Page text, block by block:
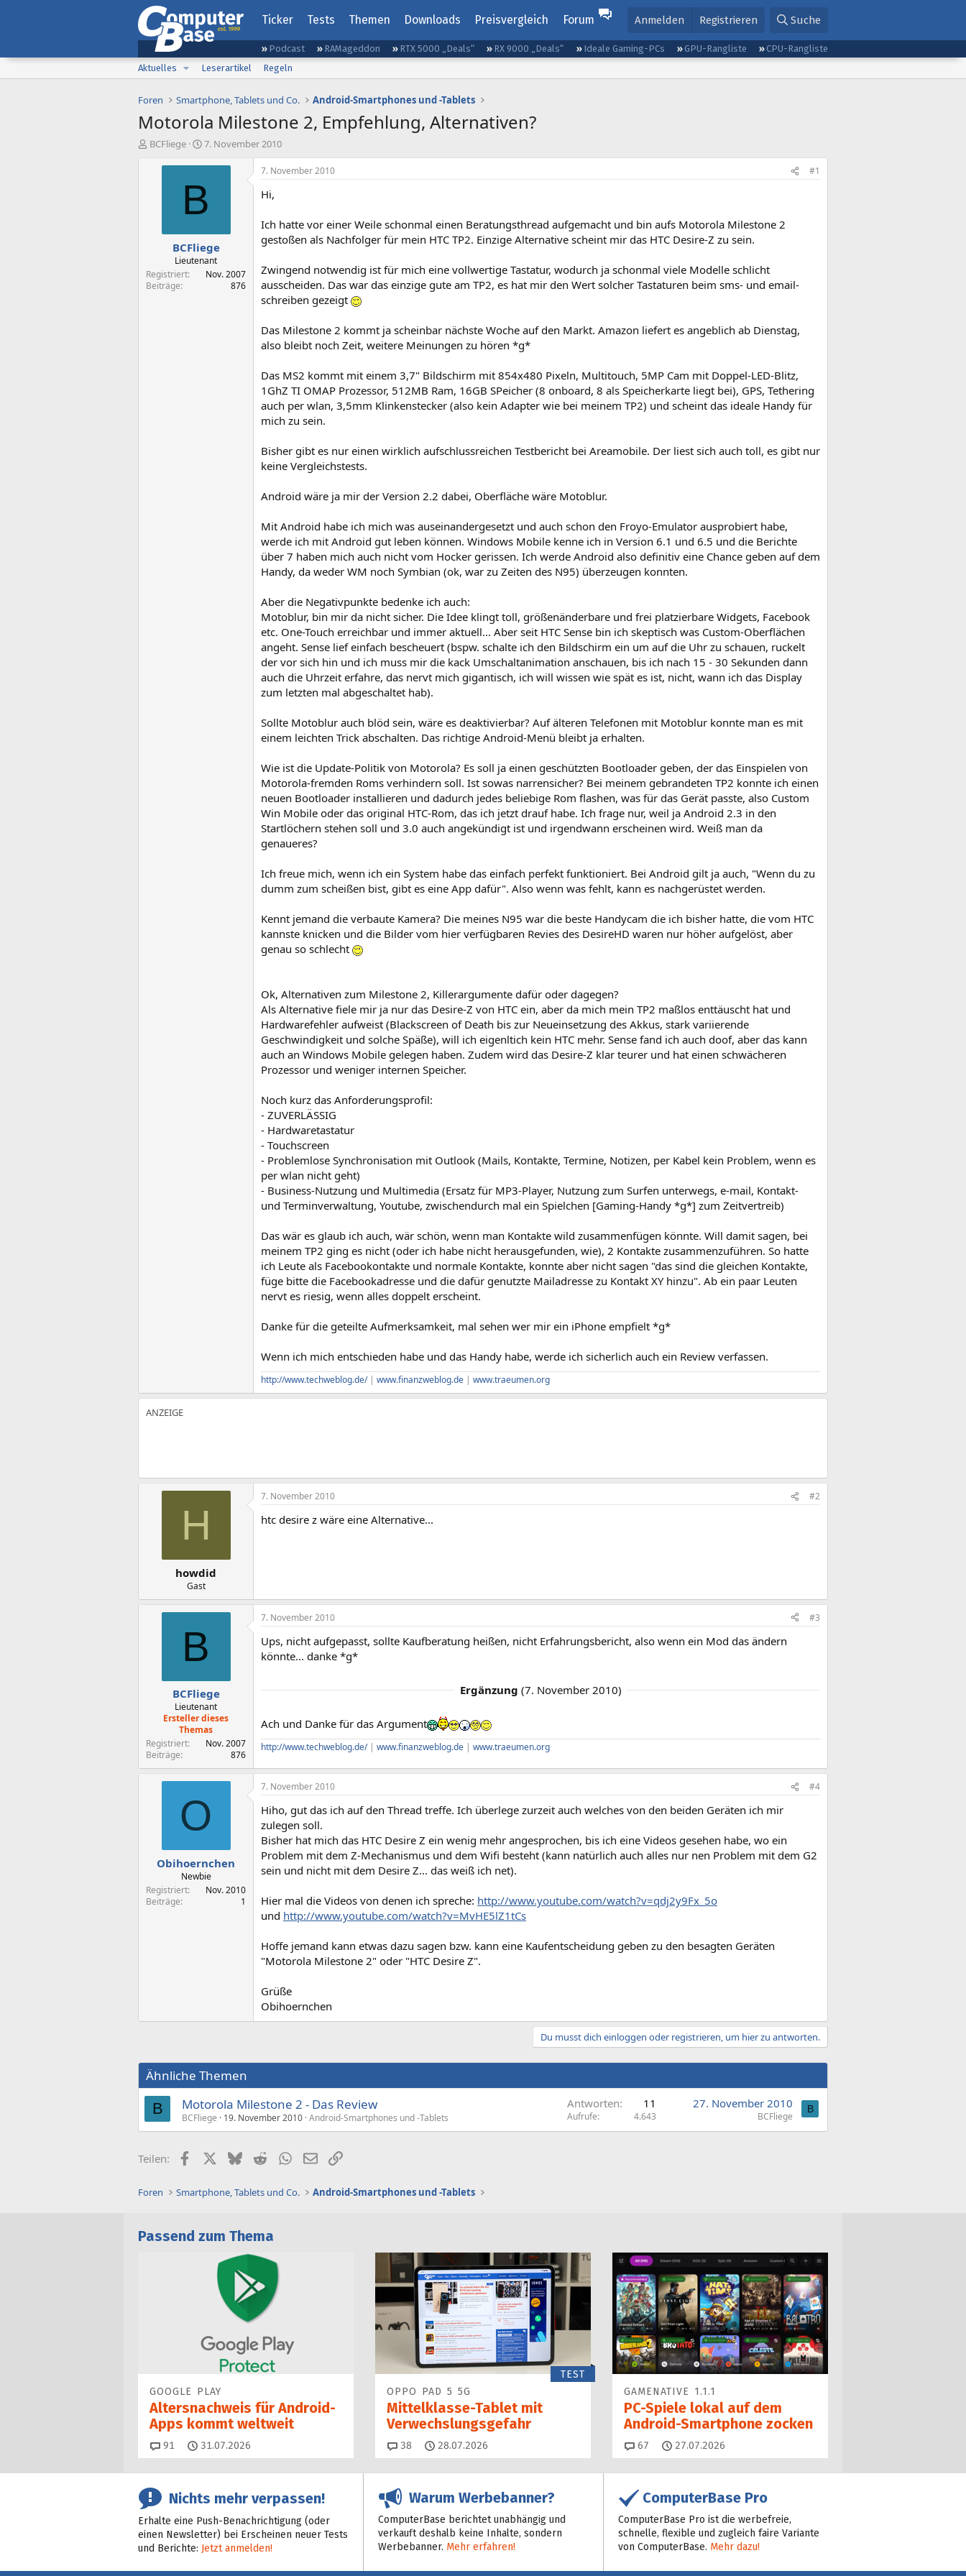
Ticker Tests Themen Downloads Preisvergleich Forum Anmelden Registrieren Suche
Podcast RAMageddon RTX 5000 „Deals“ RX 9000 „Deals“ Ideale Gaming-PCs GPU-Rangliste
CPU-Rangliste
Aktuelles
Leserartikel Regeln
Foren Smartphone, Tablets und Co. Android-Smartphones und -Tablets
Motorola Milestone 2, Empfehlung, Alternativen?
E
BCFliege
E
s
e
t
a
m
7. November 2010
B
BCFliege
Lieutenant
Registriert
Nov. 2007
Beiträge
876
7. November 2010 #1
Hi,
Ich hatte vor einer Weile schonmal einen Beratungsthread aufgemacht und bin aufs Motorola Milestone 2
gestoßen als Nachfolger für mein HTC TP2. Einzige Alternative scheint mir das HTC Desire-Z zu sein.
Zwingend notwendig ist für mich eine vollwertige Tastatur, wodurch ja schonmal viele Modelle schlicht
ausscheiden. Das war das einzige gute am TP2, es hat mir den Wert solcher Tastaturen beim sms- und email-
schreiben gezeigt
Das Milestone 2 kommt ja scheinbar nächste Woche auf den Markt. Amazon liefert es angeblich ab Dienstag,
also bleibt noch Zeit, weitere Meinungen zu hören *g*
Das MS2 kommt mit einem 3,7" Bildschirm mit 854x480 Pixeln, Multitouch, 5MP Cam mit Doppel-LED-Blitz,
1GhZ TI OMAP Prozessor, 512MB Ram, 16GB SPeicher (8 onboard, 8 als Speicherkarte liegt bei), GPS, Tethering
auch per wlan, 3,5mm Klinkenstecker (also kein Adapter wie bei meinem TP2) und scheint das ideale Handy für
mich zu sein.
Bisher gibt es nur einen wirklich aufschlussreichen Testbericht bei Areamobile. Der liest sich auch toll, es gibt nur
keine Vergleichstests.
Android wäre ja mir der Version 2.2 dabei, Oberfläche wäre Motoblur.
Mit Android habe ich mich was auseinandergesetzt und auch schon den Froyo-Emulator ausprobiert habe,
werde ich mit Android gut leben können. Windows Mobile kenne ich in Version 6.1 und 6.5 und die Berichte
über 7 haben mich auch nicht vom Hocker gerissen. Ich werde Android also definitiv eine Chance geben auf dem
Handy, da weder WM noch Symbian (ok, war zu Zeiten des N95) überzeugen konnten.
Aber die Negativpunkte bedenke ich auch:
Motoblur, bin mir da nicht sicher. Die Idee klingt toll, größenänderbare und frei platzierbare Widgets, Facebook
etc. One-Touch erreichbar und immer aktuell... Aber seit HTC Sense bin ich skeptisch was Custom-Oberflächen
angeht. Sense lief einfach bescheuert (bspw. schalte ich den Bildschirm ein um auf die Uhr zu schauen, ruckelt
der vor sich hin und ich muss mir die kack Umschaltanimation anschauen, bis ich nach 15 - 30 Sekunden dann
auch die Uhrzeit erfahre, das nervt mich gigantisch, ich will wissen wie spät es ist, nicht, wann ich das Display
zum letzten mal abgeschaltet hab).
Sollte Motoblur auch blöd sein, wäre es deaktivierbar? Auf älteren Telefonen mit Motoblur konnte man es mit
einem leichten Trick abschalten. Das richtige Android-Menü bleibt ja erhalten.
Wie ist die Update-Politik von Motorola? Es soll ja einen geschützten Bootloader geben, der das Einspielen von
Motorola-fremden Roms verhindern soll. Ist sowas narrensicher? Bei meinem gebrandeten TP2 konnte ich einen
neuen Bootloader installieren und dadurch jedes beliebige Rom flashen, was für das Gerät passte, also Custom
Win Mobile oder das original HTC-Rom, das ich jetzt drauf habe. Ich frage nur, weil ja Android 2.3 in den
Startlöchern stehen soll und 3.0 auch angekündigt ist und irgendwann erscheinen wird. Weiß man da
genaueres?
Ich freue mich, wenn ich ein System habe das einfach perfekt funktioniert. Bei Android gilt ja auch, "Wenn du zu
dumm zum scheißen bist, gibt es eine App dafür". Also wenn was fehlt, kann es nachgerüstet werden.
Kennt jemand die verbaute Kamera? Die meines N95 war die beste Handycam die ich bisher hatte, die vom HTC
kannste knicken und die Bilder vom hier verfügbaren Revies des DesireHD waren nur höher aufgelöst, aber
genau so schlecht
Ok, Alternativen zum Milestone 2, Killerargumente dafür oder dagegen?
Als Alternative fiele mir ja nur das Desire-Z von HTC ein, aber da mich mein TP2 maßlos enttäuscht hat und
Hardwarefehler aufweist (Blackscreen of Death bis zur Neueinsetzung des Akkus, stark variierende
Geschwindigkeit und solche Späße), will ich eigenltich kein HTC mehr. Sense fand ich auch doof, aber das kann
auch an Windows Mobile gelegen haben. Zudem wird das Desire-Z klar teurer und hat einen schwächeren
Prozessor und weniger internen Speicher.
Noch kurz das Anforderungsprofil:
- ZUVERLÄSSIG
- Hardwaretastatur
- Touchscreen
- Problemlose Synchronisation mit Outlook (Mails, Kontakte, Termine, Notizen, per Kabel kein Problem, wenn es
per wlan nicht geht)
- Business-Nutzung und Multimedia (Ersatz für MP3-Player, Nutzung zum Surfen unterwegs, e-mail, Kontakt-
und Terminverwaltung, Youtube, zwischendurch mal ein Spielchen [Gaming-Handy *g*] zum Zeitvertreib)
Das wär es glaub ich auch, wär schön, wenn man Kontakte wild zusammenfügen könnte. Will damit sagen, bei
meinem TP2 ging es nicht (oder ich habe nicht herausgefunden, wie), 2 Kontakte zusammenzuführen. So hatte
ich Leute als Facebookontakte und normale Kontakte, konnte aber nicht sagen "das sind die gleichen Kontakte,
füge bitte die Facebookadresse und die dafür genutzte Mailadresse zu Kontakt XY hinzu". Ab ein paar Leuten
nervt es riesig, wenn alles doppelt erscheint.
Danke für die geteilte Aufmerksamkeit, mal sehen wer mir ein iPhone empfielt *g*
Wenn ich mich entschieden habe und das Handy habe, werde ich sicherlich auch ein Review verfassen.
http://www.techweblog.de/| www.finanzweblog.de | www.traeumen.org
H
howdid
Gast
7. November 2010 #2
htc desire z wäre eine Alternative...
B
BCFliege
Lieutenant
Ersteller dieses
Themas
Registriert
Nov. 2007
Beiträge
876
7. November 2010 #3
Ups, nicht aufgepasst, sollte Kaufberatung heißen, nicht Erfahrungsbericht, also wenn ein Mod das ändern
könnte... danke *g*
Ergänzung (7. November 2010)
Ach und Danke für das Argument
http://www.techweblog.de/| www.finanzweblog.de | www.traeumen.org
O
Obihoernchen
Newbie
Registriert
Nov. 2010
Beiträge
1
7. November 2010 #4
Hiho, gut das ich auf den Thread treffe. Ich überlege zurzeit auch welches von den beiden Geräten ich mir
zulegen soll.
Bisher hat mich das HTC Desire Z ein wenig mehr angesprochen, bis ich eine Videos gesehen habe, wo ein
Problem mit dem Z-Mechanismus und dem Wifi besteht (kann natürlich auch alles nur nen Problem mit dem G2
sein und nicht mit dem Desire Z... das weiß ich net).
Hier mal die Videos von denen ich spreche: http://www.youtube.com/watch?v=qdj2y9Fx_5o
und http://www.youtube.com/watch?v=MvHE5lZ1tCs
Hoffe jemand kann etwas dazu sagen bzw. kann eine Kaufentscheidung geben zu den besagten Geräten
"Motorola Milestone 2" oder "HTC Desire Z".
Grüße
Obihoernchen
Du musst dich einloggen oder registrieren, um hier zu antworten.
Ähnliche Themen
B Motorola Milestone 2 - Das Review
BCFliege 19. November 2010 Android-Smartphones und -Tablets
Antworten 11
Aufrufe 4.643
27. November 2010
BCFliege
B
Teilen: FacebookX (Twitter)
BlueskyRedditWhatsApp
E-MailLink
Foren Smartphone, Tablets und Co. Android-Smartphones und -Tablets
Passend zum Thema
GOOGLE PLAY
Altersnachweis für Android-
Apps kommt weltweit
91 Kommentare
31.07.2026
TEST
OPPO PAD 5 5G
Mittelklasse-Tablet mit
Verwechslungsgefahr
38 Kommentare
28.07.2026
GAMENATIVE 1.1.1
PC-Spiele lokal auf dem
Android-Smartphone zocken
67 Kommentare
27.07.2026
Nichts mehr verpassen!
Erhalte eine Push-Benachrichtigung (oder
einen Newsletter) bei Erscheinen neuer Tests
und Berichte: Jetzt anmelden!
Warum Werbebanner?
ComputerBase berichtet unabhängig und
verkauft deshalb keine Inhalte, sondern
Werbebanner. Mehr erfahren!
ComputerBase Pro
ComputerBase Pro ist die werbefreie,
schnelle, flexible und zugleich faire Variante
von ComputerBase. Mehr dazu!